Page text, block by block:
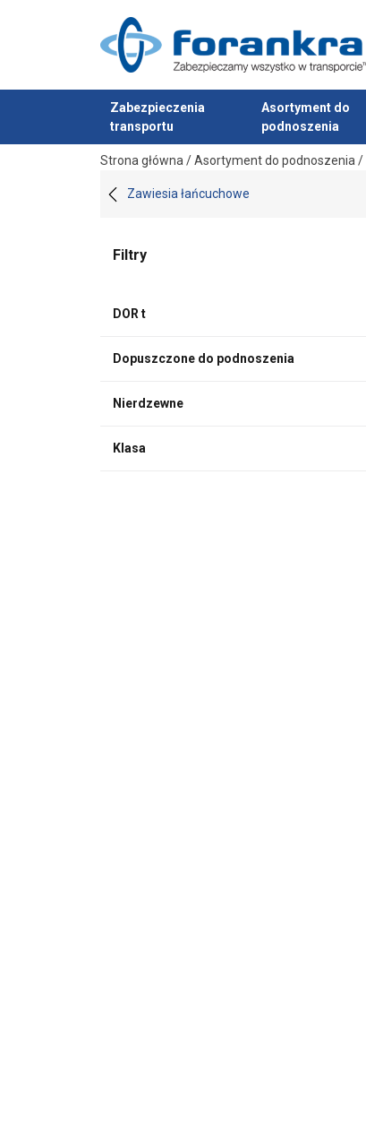
Zabezpieczenia
transportu
Asortyment do
podnoszenia
Dodano do zapytania
Strona główna /Asortyment do podnoszenia /
Zawiesia łańcuchowe
Filtry
DOR t
Dopuszczone do podnoszenia
Nierdzewne
Klasa